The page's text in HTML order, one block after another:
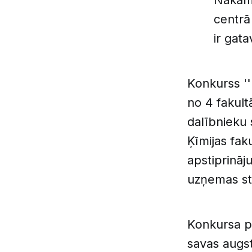
ir
Konkurss
no 4
dalībnieku
Ķīmijas
uzņemas
Konkursa
savas